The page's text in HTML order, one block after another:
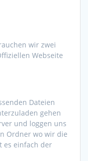
wir zwei
Webseite
Dateien
gehen
und loggen uns
Ordner wo wir die
es einfach der